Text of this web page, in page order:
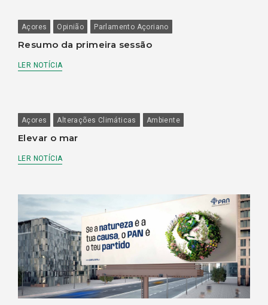
Açores Opinião Parlamento Açoriano
Resumo da primeira sessão
LER NOTÍCIA
Açores Alterações Climáticas Ambiente
Elevar o mar
LER NOTÍCIA